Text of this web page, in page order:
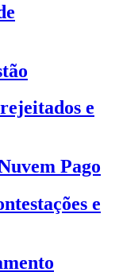
e
Pago
e